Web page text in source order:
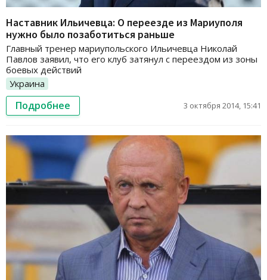
Наставник Ильичевца: О переезде из Мариуполя
нужно было позаботиться раньше
Главный тренер мариупольского Ильичевца Николай
Павлов заявил, что его клуб затянул с переездом из зоны
боевых действий
Украина
Подробнее 3 октября 2014, 15:41